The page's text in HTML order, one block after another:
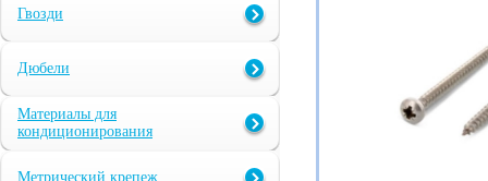
Гвозди
Дюбели
Материалы для
кондиционирования
Метрический крепеж